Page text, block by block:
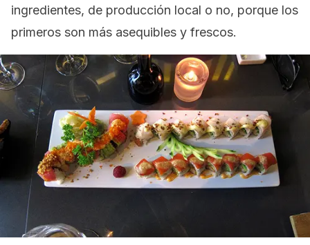
ingredientes, de producción local o no, porque los
primeros son más asequibles y frescos.